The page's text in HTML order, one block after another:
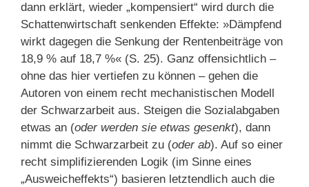
dann erklärt, wieder „kompensiert“ wird durch die
Schattenwirtschaft senkenden Effekte: »Dämpfend
wirkt dagegen die Senkung der Rentenbeiträge von
18,9 % auf 18,7 %« (S. 25). Ganz offensichtlich –
ohne das hier vertiefen zu können – gehen die
Autoren von einem recht mechanistischen Modell
der Schwarzarbeit aus. Steigen die Sozialabgaben
etwas an (oder werden sie etwas gesenkt), dann
nimmt die Schwarzarbeit zu (oder ab). Auf so einer
recht simplifizierenden Logik (im Sinne eines
„Ausweicheffekts“) basieren letztendlich auch die